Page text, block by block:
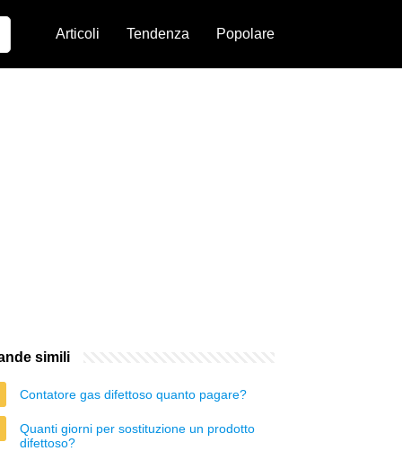
Articoli Tendenza Popolare
simili
Contatore gas difettoso quanto pagare?
Quanti giorni per sostituzione un prodotto
difettoso?